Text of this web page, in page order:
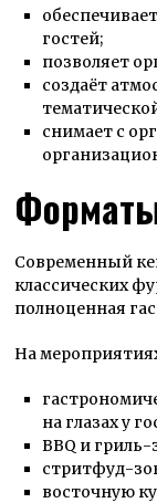
гостей;
позволяет
создаёт
снимает с
Современный
классических
полноценная
На
на глазах у
BBQ и
стритфуд-
восточную